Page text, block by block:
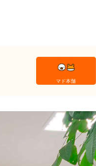
マド本舗